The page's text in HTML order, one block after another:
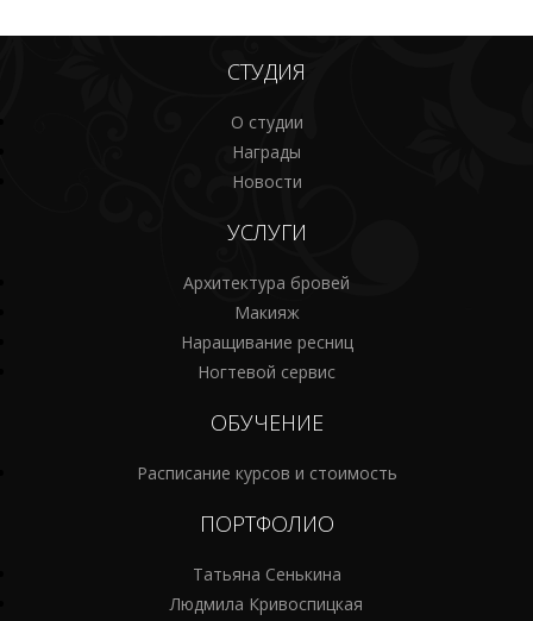
СТУДИЯ
О студии
Награды
Новости
УСЛУГИ
Архитектура бровей
Макияж
Наращивание ресниц
Ногтевой сервис
ОБУЧЕНИЕ
Расписание курсов и стоимость
ПОРТФОЛИО
Татьяна Сенькина
Людмила Кривоспицкая